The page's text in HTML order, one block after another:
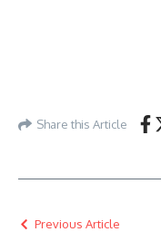
Share this Article
Previous Article